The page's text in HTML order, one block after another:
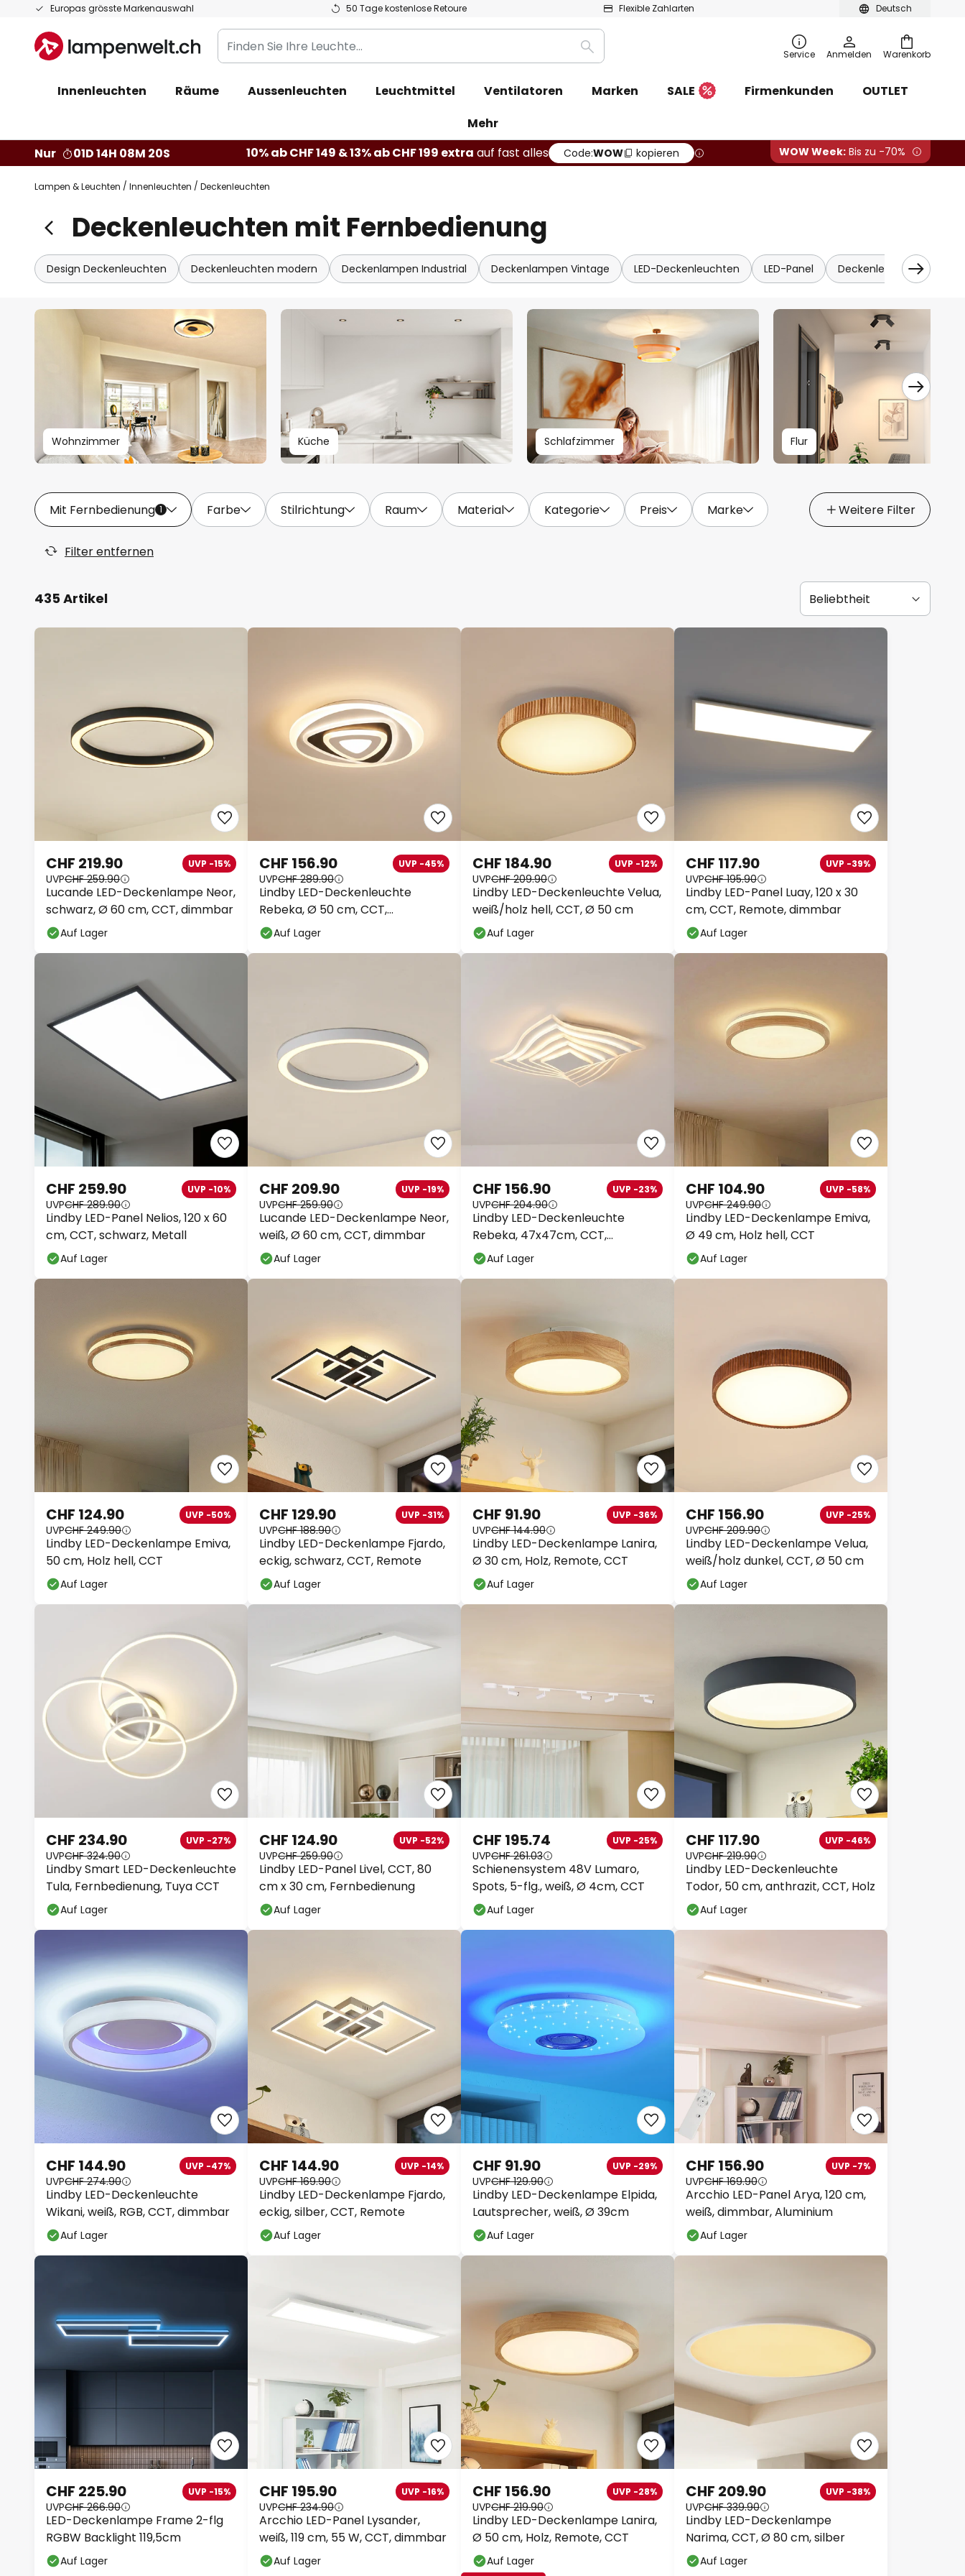
Deutsch
Europas grösste Markenauswahl 50 Tage kostenlose Retoure Flexible Zahlarten
Zum
springen
Warenkorb
Finden
Sie
Leuchte...
Suche Service Anmelden
Innenleuchten Räume Aussenleuchten Leuchtmittel Ventilatoren Marken SALE Firmenkunden
OUTLET
Mehr
Nur
01D 14H 08M 18S 10% ab CHF 149 & 13% ab CHF 199 extra auf fast alles Code:WOW kopieren WOW Week: Bis zu -70%
Lampen & Leuchten Innenleuchten Deckenleuchten
Deckenleuchten mit Fernbedienung
Design Deckenleuchten Deckenleuchten modern Deckenlampen Industrial Deckenlampen Vintage LED-Deckenleuchten LED-Panel Deckenleuchten mit
Wohnzimmer Küche Schlafzimmer Flur
Mit Fernbedienung 1 Farbe Stilrichtung Raum Material Kategorie Preis Marke Weitere Filter
Filter entfernen
435 Artikel
Lucande LED-Deckenlampe Neor,
schwarz, Ø 60 cm, CCT, dimmbar
CHF 219.90 UVP -15%
UVPCHF 259.90
Auf Lager
Lindby LED-Deckenleuchte
Rebeka, Ø 50 cm, CCT,
Fernbedienung
CHF 156.90 UVP -45%
UVPCHF 289.90
Auf Lager
Lindby LED-Deckenleuchte Velua,
weiß/holz hell, CCT, Ø 50 cm
CHF 184.90 UVP -12%
UVPCHF 209.90
Auf Lager
Lindby LED-Panel Luay, 120 x 30
cm, CCT, Remote, dimmbar
CHF 117.90 UVP -39%
UVPCHF 195.90
Auf Lager
Lindby LED-Panel Nelios, 120 x 60
cm, CCT, schwarz, Metall
CHF 259.90 UVP -10%
UVPCHF 289.90
Auf Lager
Lucande LED-Deckenlampe Neor,
weiß, Ø 60 cm, CCT, dimmbar
CHF 209.90 UVP -19%
UVPCHF 259.90
Auf Lager
Lindby LED-Deckenleuchte
Rebeka, 47x47cm, CCT,
Fernbedienung
CHF 156.90 UVP -23%
UVPCHF 204.90
Auf Lager
Lindby LED-Deckenlampe Emiva,
Ø 49 cm, Holz hell, CCT
CHF 104.90 UVP -58%
UVPCHF 249.90
Auf Lager
Lindby LED-Deckenlampe Emiva,
50 cm, Holz hell, CCT
CHF 124.90 UVP -50%
UVPCHF 249.90
Auf Lager
Lindby LED-Deckenlampe Fjardo,
eckig, schwarz, CCT, Remote
CHF 129.90 UVP -31%
UVPCHF 188.90
Auf Lager
Lindby LED-Deckenlampe Lanira,
Ø 30 cm, Holz, Remote, CCT
CHF 91.90 UVP -36%
UVPCHF 144.90
Auf Lager
Lindby LED-Deckenlampe Velua,
weiß/holz dunkel, CCT, Ø 50 cm
CHF 156.90 UVP -25%
UVPCHF 209.90
Auf Lager
Lindby Smart LED-Deckenleuchte
Tula, Fernbedienung, Tuya CCT
CHF 234.90 UVP -27%
UVPCHF 324.90
Auf Lager
Lindby LED-Panel Livel, CCT, 80
cm x 30 cm, Fernbedienung
CHF 124.90 UVP -52%
UVPCHF 259.90
Auf Lager
Schienensystem 48V Lumaro,
Spots, 5-flg., weiß, Ø 4cm, CCT
CHF 195.74 UVP -25%
UVPCHF 261.03
Auf Lager
Lindby LED-Deckenleuchte
Todor, 50 cm, anthrazit, CCT, Holz
CHF 117.90 UVP -46%
UVPCHF 219.90
Auf Lager
Lindby LED-Deckenleuchte
Wikani, weiß, RGB, CCT, dimmbar
CHF 144.90 UVP -47%
UVPCHF 274.90
Auf Lager
Lindby LED-Deckenlampe Fjardo,
eckig, silber, CCT, Remote
CHF 144.90 UVP -14%
UVPCHF 169.90
Auf Lager
Lindby LED-Deckenlampe Elpida,
Lautsprecher, weiß, Ø 39cm
CHF 91.90 UVP -29%
UVPCHF 129.90
Auf Lager
Arcchio LED-Panel Arya, 120 cm,
weiß, dimmbar, Aluminium
CHF 156.90 UVP -7%
UVPCHF 169.90
Auf Lager
LED-Deckenlampe Frame 2-flg
RGBW Backlight 119,5cm
CHF 225.90 UVP -15%
UVPCHF 266.90
Auf Lager
Arcchio LED-Panel Lysander,
weiß, 119 cm, 55 W, CCT, dimmbar
CHF 195.90 UVP -16%
UVPCHF 234.90
Auf Lager
Lindby LED-Deckenlampe Lanira,
Ø 50 cm, Holz, Remote, CCT
CHF 156.90 UVP -28%
UVPCHF 219.90
Auf Lager
Lindby LED-Deckenlampe
Narima, CCT, Ø 80 cm, silber
CHF 209.90 UVP -38%
UVPCHF 339.90
Auf Lager